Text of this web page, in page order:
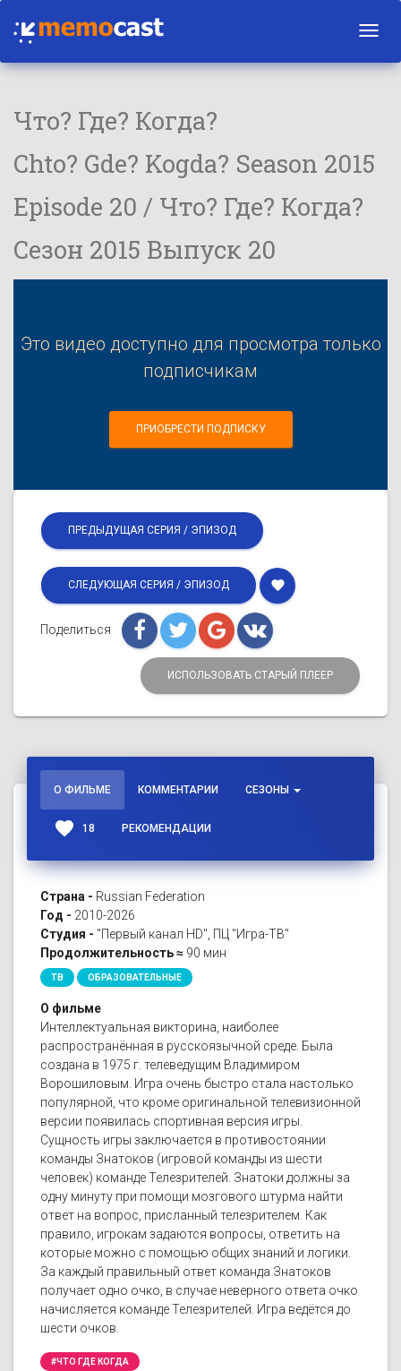
Что? Где? Когда?
Chto? Gde? Kogda? Season 2015
Episode 20 / Что? Где? Когда?
Сезон 2015 Выпуск 20
Это видео доступно для просмотра только
подписчикам
ПРИОБРЕСТИ ПОДПИСКУ
ПРЕДЫДУЩАЯ СЕРИЯ / ЭПИЗОД
СЛЕДУЮЩАЯ СЕРИЯ / ЭПИЗОД favorite
Поделиться
ИСПОЛЬЗОВАТЬ СТАРЫЙ ПЛЕЕР
О ФИЛЬМЕ КОММЕНТАРИИ СЕЗОНЫ
favorite 18 РЕКОМЕНДАЦИИ
Страна - Russian Federation
Год - 2010-2026
Студия - "Первый канал HD", ПЦ "Игра-ТВ"
Продолжительность ≈ 90 мин
ТВ ОБРАЗОВАТЕЛЬНЫЕ
О фильме
Интеллектуальная викторина, наиболее
распространённая в русскоязычной среде. Была
создана в 1975 г. телеведущим Владимиром
Ворошиловым. Игра очень быстро стала настолько
популярной, что кроме оригинальной телевизионной
версии появилась спортивная версия игры.
Сущность игры заключается в противостоянии
команды Знатоков (игровой команды из шести
человек) команде Телезрителей. Знатоки должны за
одну минуту при помощи мозгового штурма найти
ответ на вопрос, присланный телезрителем. Как
правило, игрокам задаются вопросы, ответить на
которые можно с помощью общих знаний и логики.
За каждый правильный ответ команда Знатоков
получает одно очко, в случае неверного ответа очко
начисляется команде Телезрителей. Игра ведётся до
шести очков.
#ЧТО ГДЕ КОГДА